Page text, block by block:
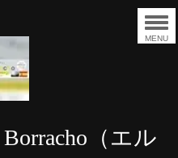
MENU
（エル